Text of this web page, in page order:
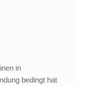
in
bedingt hat